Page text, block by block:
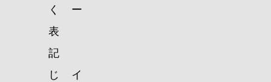
く
表
記
ー
じ
イ